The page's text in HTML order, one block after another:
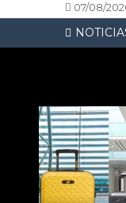
07/08/
un esperado